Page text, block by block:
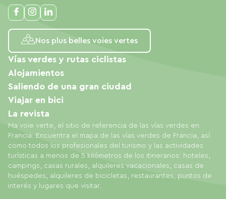
Nos plus belles voies vertes
Ma voie verte, el sitio de referencia de las vías verdes en
Francia. Encuentra el mapa de las vías verdes de Francia, así
como todos los profesionales del turismo y las actividades
turísticas a menos de 5 kilómetros de los itinerarios: hoteles,
campings, casas rurales, alquileres vacacionales, casas de
huéspedes, alquileres de bicicletas, restaurantes, puntos de
interés y lugares que visitar.
Vías verdes y rutas ciclistas
Alojamientos
Saliendo de una gran ciudad
Viajar en bici
La revista